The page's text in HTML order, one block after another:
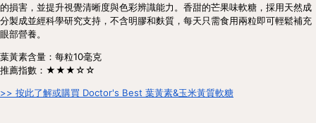
的損害，並提升視覺清晰度與色彩辨識能力。香甜的芒果味軟糖，採用天然成
分製成並經科學研究支持，不含明膠和麩質，每天只需食用兩粒即可輕鬆補充
眼部營養。
葉黃素含量：每粒10毫克
推薦指數：★★★☆☆
>> 按此了解或購買 Doctor's Best 葉黃素&玉米黃質軟糖